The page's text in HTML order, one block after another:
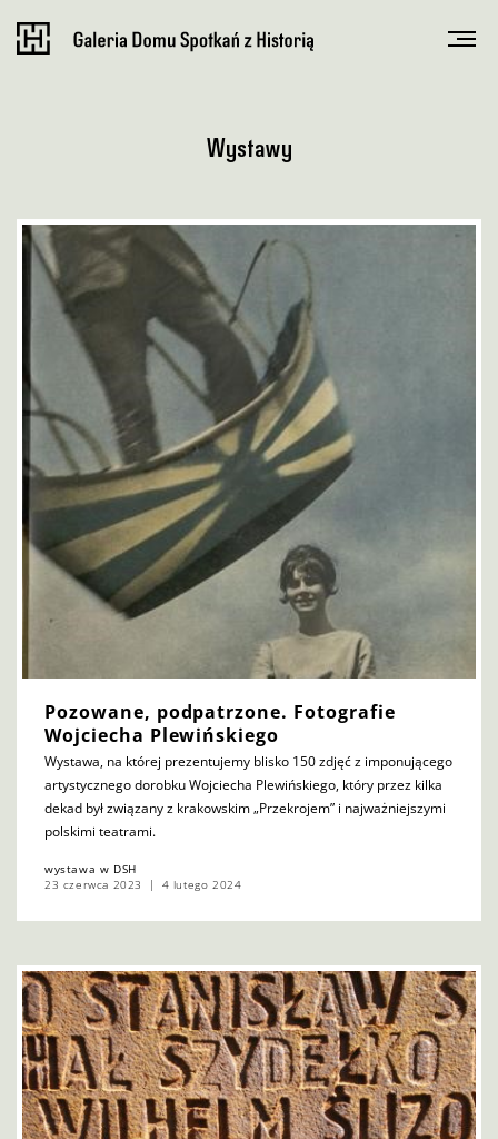
Wystawy
Pozowane, podpatrzone. Fotografie
Wojciecha Plewińskiego
Wystawa, na której prezentujemy blisko 150 zdjęć z imponującego
artystycznego dorobku Wojciecha Plewińskiego, który przez kilka
dekad był związany z krakowskim „Przekrojem” i najważniejszymi
polskimi teatrami.
wystawa w DSH
23 czerwca 2023
4 lutego 2024